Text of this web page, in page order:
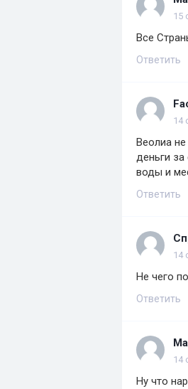
15
Все
Ответить
14
Веолиа не
деньги
воды и
Ответить
14
Не чего
Ответить
14
Ну что